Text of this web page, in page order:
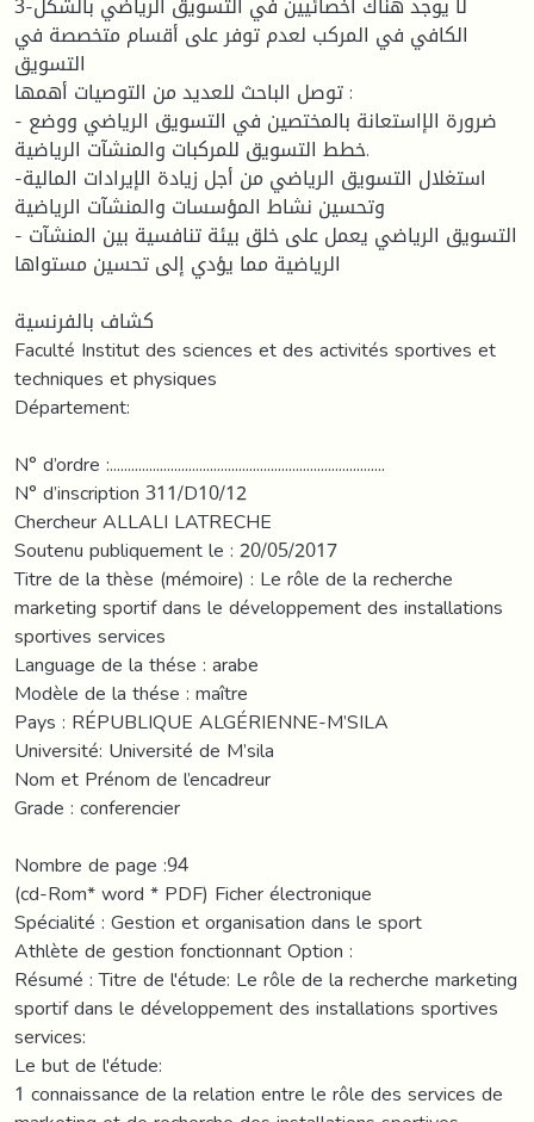
الكافي في المركب لعدم توفر على أقسام متخصصة في
التسويق
توصل الباحث للعديد من التوصيات أهمها :
- ضرورة الإاستعانة بالمختصين في التسويق الرياضي ووضع
خطط التسويق للمركبات والمنشآت الرياضية.
-استغلال التسويق الرياضي من أجل زيادة الإيرادات المالية
وتحسين نشاط المؤسسات والمنشآت الرياضية
- التسويق الرياضي يعمل على خلق بيئة تنافسية بين المنشآت
الرياضية مما يؤدي إلى تحسين مستواها
كشاف بالفرنسية
Faculté Institut des sciences et des activités sportives et
techniques et physiques
Département:
N° d’ordre :.............................................................................
N° d’inscription 311/D10/12
Chercheur ALLALI LATRECHE
Soutenu publiquement le : 20/05/2017
Titre de la thèse (mémoire) : Le rôle de la recherche
marketing sportif dans le développement des installations
sportives services
Language de la thése : arabe
Modèle de la thése : maître
Pays : RÉPUBLIQUE ALGÉRIENNE-M’SILA
Université: Université de M’sila
Nom et Prénom de l’encadreur
Grade : conferencier
Nombre de page :94
(cd-Rom* word * PDF) Ficher électronique
Spécialité : Gestion et organisation dans le sport
Athlète de gestion fonctionnant Option :
Résumé : Titre de l'étude: Le rôle de la recherche marketing
sportif dans le développement des installations sportives
services:
Le but de l'étude:
1 connaissance de la relation entre le rôle des services de